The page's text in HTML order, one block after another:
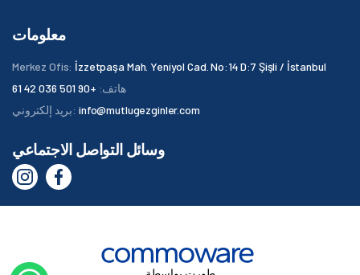
معلومات
Merkez Ofis: İzzetpaşa Mah. Yeniyol Cad. No:14 D:7 Şişli / İstanbul
هاتف: +90 501 036 42 61
بريد إلكتروني: info@mutlugezginler.com
وسائل التواصل الاجتماعي